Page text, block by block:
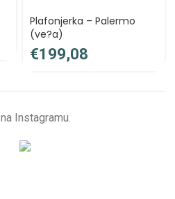
Plafonjerka – Palermo
(ve?a)
€
na Instagramu.